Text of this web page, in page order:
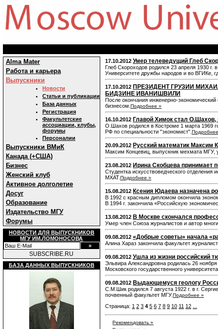
Alma Mater
Работа и карьера
Выпускники
Новости
Статьи и публикации
База данных
Регистрация
Факультетские
ассоциации, клубы,
форумы
Персоналии
Выпускники ВМиК
Канада (+США)
Бизнес
Женский клуб
Активное долголетие
Досуг
Образование
Издательство МГУ
Форумы
НОВОСТИ ДЛЯ ВЫПУСКНИКОВ
МГУ ИМ.ЛОМОНОСОВА
SUBSCRIBE.RU
БАЗА ДАННЫХ ВЫПУСКНИКОВ
17.10.2012 Умер телеведущий Глеб
Глеб Скороходов родился 23 апреля 1930
Университете дружбы народов и во ВГИКе,
17.10.2012 ПРЕЗИДЕНТ ГРУЗИИ
БИДЗИНЕ ИВАНИШВИЛИ
После окончания инженерно-
бизнесом. Подробнее »
16.10.2012 Главой Химок стал О.Шахов,
О.Шахов родился в Костроме 1 марта 1969
РФ по специальности "экономист".
20.09.2012 Русский математик Максим
Максим Концевиц, выпускник мехмата МГУ,
23.08.2012 Ирина Скобцева принимает
Студентка искусствоведческого
МХАТ.Подробнее »
15.08.2012 Ксения Юдаева назначена
В 1992 с красным дипломом окончила
В 1994 г. закончила «Российскую
13.08.2012 В Москве скончался
Умер член Союза журналистов и автор
09.08.2012 «Добрые советы» начала
Алина Хараз закончила факультет
09.08.2012 Ушла из жизни российский
Эльвира Александровна родилась 26
Московского государственного
09.08.2012 Выдающемуся геологу
С.М.Шик родился 7 августа 1922 г. в г.
почвенный факультет МГУ.Подробнее »
Страница: 1 2 3 4 5 6 7 8 9 10 11 12
Рекомендовать »